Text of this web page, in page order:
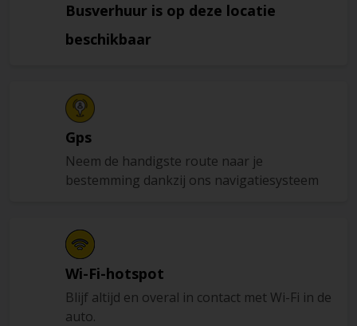
Busverhuur is op deze locatie
beschikbaar
Gps
Neem de handigste route naar je
bestemming dankzij ons navigatiesysteem
Wi-Fi-hotspot
Blijf altijd en overal in contact met Wi-Fi in de
auto.